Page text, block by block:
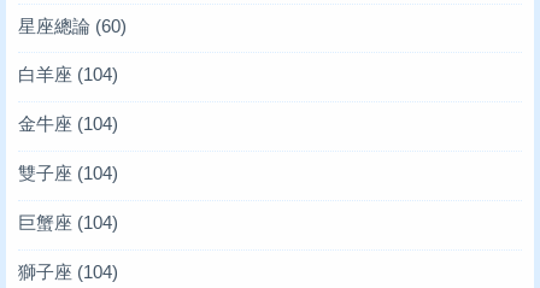
星座總論 (60)
白羊座 (104)
金牛座 (104)
雙子座 (104)
巨蟹座 (104)
獅子座 (104)